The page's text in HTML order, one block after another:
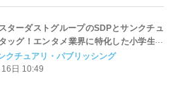
ターダストグループのSDPとサンクチュ
ッグ！エンタメ業界に特化した小学生向
エンタメおしごと図鑑』が4月30日発売
クチュアリ・パブリッシング
日 10:49